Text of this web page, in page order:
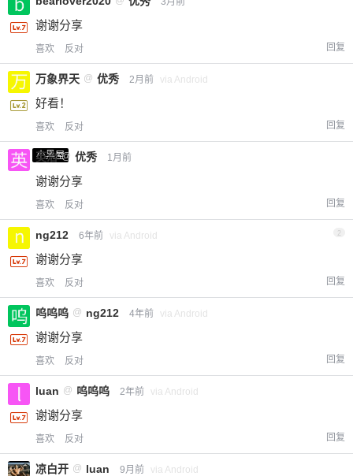
谢谢分享
喜欢 反对 回复
万象界天 @ 优秀 2月前 via Android
好看！
喜欢 反对 回复
小黑屋
英治 @ 优秀 1月前
谢谢分享
喜欢 反对 回复
ng212 6年前 via Android 2
谢谢分享
喜欢 反对 回复
呜呜呜 @ ng212 4年前 via Android
谢谢分享
喜欢 反对 回复
luan @ 呜呜呜 2年前 via Android
谢谢分享
喜欢 反对 回复
凉白开 @ luan 9月前 via Android